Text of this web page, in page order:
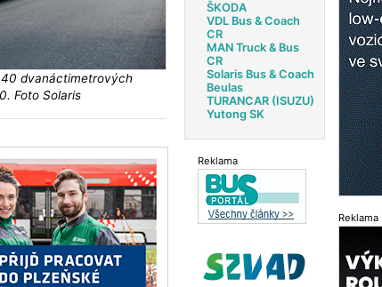
dvanáctimetrových
Foto Solaris
ŠKODA
VDL Bus & Coach
CR
MAN Truck & Bus
CR
Solaris Bus & Coach
Beulas
TURANCAR (ISUZU)
Yutong SK
Reklama
Reklama